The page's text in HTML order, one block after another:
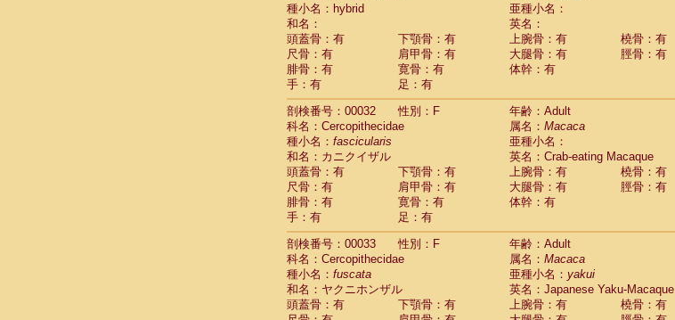
Pitheciidae Callicebus donacophilus(0)
Pitheciidae Callicebus moloch(0)
Pitheciidae Callicebus torquatus(0)
Pitheciidae Callicebus
Pitheciidae Chiropotes satanas
Pitheciidae Pithecia monachus
Pitheciidae Pithecia pithecia (0)
Cercopithecidae Cercocebus agilis (0)
Cercopithecidae Cercocebus galeritus chrysogaster
Cercopithecidae Cercocebus torquatus atys(0)
CercopithecidaeCercocebus torquatus lunulatus(1)
CercopithecidaeCercocebus torquatus torquatus(0)
CercopithecidaeCercocebus hybrid(2)
CercopithecidaeCercocebus
CercopithecidaeLophocebus albigena(0)
Cercopithecidae (1)
Cercopithecidae Papio cynocephalus (7)
Cercopithecidae Papio hamadryas(1)
CercopithecidaePapio papio
種小名：hybrid
亜種小名：
和名：
英名：
頭蓋骨：有
下顎骨：有 上腕骨：有
橈骨：有
尺骨：有
肩甲骨：有 大腿骨：有
脛骨：有
腓骨：有
寛骨：有
体幹：有
手：有
足：有
剖検番号：00032
性別：F
年齢：Adult
科名：Cercopithecidae
属名： Macaca
種小名： fascicularis
亜種小名：
和名：カニクイザル
英名：Crab-eating Macaque
頭蓋骨：有
下顎骨：有 上腕骨：有
橈骨：有
尺骨：有
肩甲骨：有 大腿骨：有
脛骨：有
腓骨：有
寛骨：有
体幹：有
手：有
足：有
剖検番号：00033
性別：F
年齢：Adult
科名：Cercopithecidae
属名： Macaca
種小名： fuscata 亜種小名： yakui
和名：ヤクニホンザル
英名：Japanese Yaku-Macaque
頭蓋骨：有
下顎骨：有 上腕骨：有
橈骨：有